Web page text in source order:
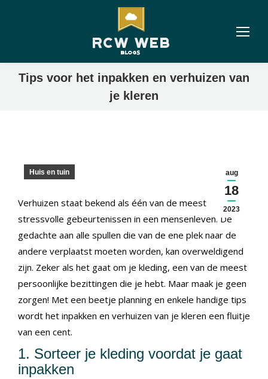
Tips voor het inpakken en verhuizen van
je kleren
aug
18
2023
Huis en tuin
Verhuizen staat bekend als één van de meest
stressvolle gebeurtenissen in een mensenleven. De
gedachte aan alle spullen die van de ene plek naar de
andere verplaatst moeten worden, kan overweldigend
zijn. Zeker als het gaat om je kleding, een van de meest
persoonlijke bezittingen die je hebt. Maar maak je geen
zorgen! Met een beetje planning en enkele handige tips
wordt het inpakken en verhuizen van je kleren een fluitje
van een cent.
1. Sorteer je kleding voordat je gaat
inpakken